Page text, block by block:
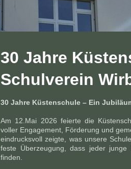
30 Jahre
Schulverein
30 Jahre Küstenschule – Ein
Am 12.Mai 2026 feierte die
voller Engagement, Förderung und
eindrucksvoll zeigte, was unsere
feste Überzeugung, dass jeder
finden.